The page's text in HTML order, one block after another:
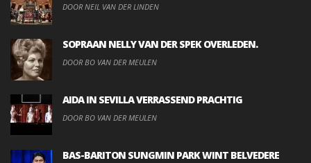
DOOR NEIL VAN DER LINDEN
SOPRAAN NELLY VAN DER SPEK OVERLEDEN.
DOOR BO VAN DER MEULEN
AIDA IN SEVILLA VERRASSEND PRACHTIG
DOOR BO VAN DER MEULEN
BAS-BARITON SUNGMIN PARK WINT BELVEDERE